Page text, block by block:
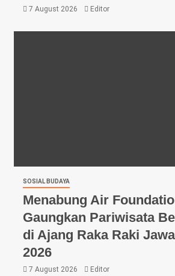
7 August 2026 Editor
SOSIAL BUDAYA
Menabung Air
Gaungkan Pariwisata
di Ajang Raka Raki
2026
7 August 2026 Editor